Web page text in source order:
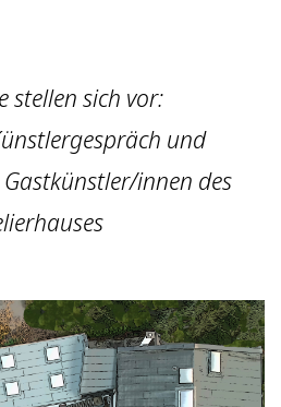
stellen sich vor:
und
innen des